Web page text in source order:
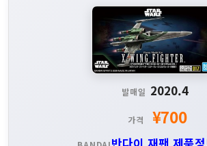
발매일 2020.4
가격 ¥700